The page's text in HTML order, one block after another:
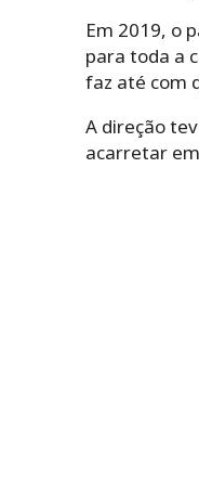
Em 2019, o
para toda a
faz até com
A direção
acarretar